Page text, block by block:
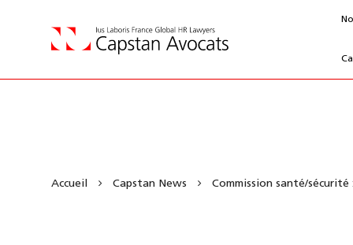
Accueil Capstan News Commission santé/